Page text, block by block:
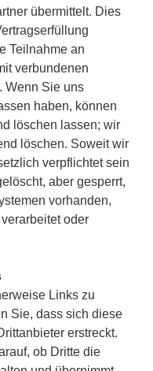
übermittelt. Dies
Teilnahme an
verbundenen
Wenn Sie uns
haben, können
löschen lassen; wir
löschen. Soweit wir
verpflichtet sein
aber gesperrt,
vorhanden,
oder
Links zu
Sie, dass sich diese
erstreckt.
ob Dritte die